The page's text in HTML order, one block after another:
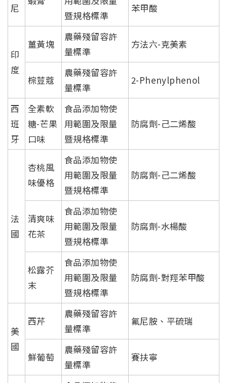
尼
暨規格標準
苯甲酸
印
度
薑黃塊
農藥殘留容許
量標準
方法六-克美素
棕荳蔻
農藥殘留容許
量標準
2-Phenylphenol
西
班
牙
全素軟
糖-芒果
口味
食品添加物使
用範圍及限量
暨規格標準
防腐劑-己二烯酸
法
國
杏桃風
味優格
食品添加物使
用範圍及限量
暨規格標準
防腐劑-己二烯酸
清爽味
花茶
食品添加物使
用範圍及限量
暨規格標準
防腐劑-水楊酸
松露芥
末
食品添加物使
用範圍及限量
暨規格標準
防腐劑-對羥苯甲酸
美
國
西芹
農藥殘留容許
量標準
氟尼胺、平硫瑞
鮮葡萄
農藥殘留容許
量標準
賽扶寧